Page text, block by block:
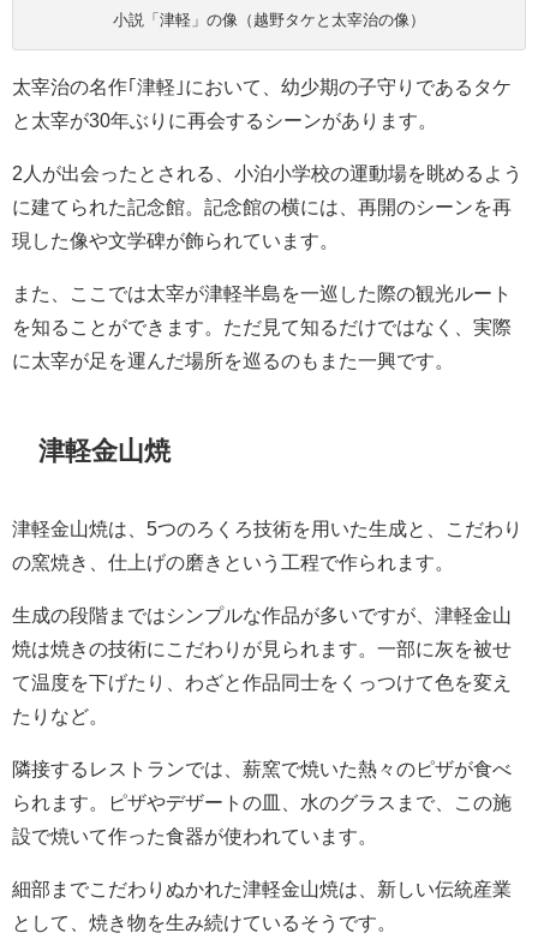
小説「津軽」の像（越野タケと太宰治の像）
太宰治の名作｢津軽｣において、幼少期の子守りであるタケ
と太宰が30年ぶりに再会するシーンがあります。
2人が出会ったとされる、小泊小学校の運動場を眺めるよう
に建てられた記念館。記念館の横には、再開のシーンを再
現した像や文学碑が飾られています。
また、ここでは太宰が津軽半島を一巡した際の観光ルート
を知ることができます。ただ見て知るだけではなく、実際
に太宰が足を運んだ場所を巡るのもまた一興です。
津軽金山焼
津軽金山焼は、5つのろくろ技術を用いた生成と、こだわり
の窯焼き、仕上げの磨きという工程で作られます。
生成の段階まではシンプルな作品が多いですが、津軽金山
焼は焼きの技術にこだわりが見られます。一部に灰を被せ
て温度を下げたり、わざと作品同士をくっつけて色を変え
たりなど。
隣接するレストランでは、薪窯で焼いた熱々のピザが食べ
られます。ピザやデザートの皿、水のグラスまで、この施
設で焼いて作った食器が使われています。
細部までこだわりぬかれた津軽金山焼は、新しい伝統産業
として、焼き物を生み続けているそうです。